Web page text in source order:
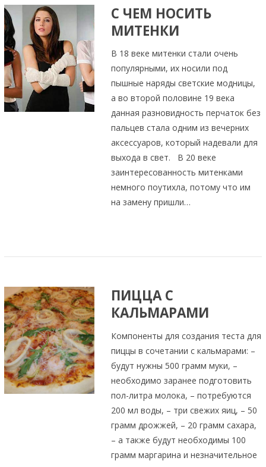
С ЧЕМ НОСИТЬ
МИТЕНКИ
В 18 веке митенки стали очень
популярными, их носили под
пышные наряды светские модницы,
а во второй половине 19 века
данная разновидность перчаток без
пальцев стала одним из вечерних
аксессуаров, который надевали для
выхода в свет. В 20 веке
заинтересованность митенками
немного поутихла, потому что им
на замену пришли…
ПИЦЦА С
КАЛЬМАРАМИ
Компоненты для создания теста для
пиццы в сочетании с кальмарами: –
будут нужны 500 грамм муки, –
необходимо заранее подготовить
пол-литра молока, – потребуются
200 мл воды, – три свежих яиц, – 50
грамм дрожжей, – 20 грамм сахара,
– а также будут необходимы 100
грамм маргарина и незначительное